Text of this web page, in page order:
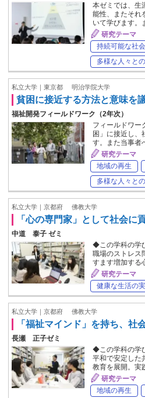
本ゼミでは、生
能性、またそれ
いて学びます
研究テーマ
持続可能な社
多様な人々と
私立大学｜東京都 明治学院大学
貧困に接近する方法と意味を
福祉開発フィールドワーク（2年次）
フィールドワー
困」に接近し、
す。また当事者
研究テーマ
地域の再生
多様な人々と
私立大学｜京都府 佛教大学
「心の専門家」として社会に
中道 泰子 ゼミ
◆この学科の学
職場のストレス
すます増加する
研究テーマ
健康な生活の
私立大学｜京都府 佛教大学
「福祉マインド」を持ち、社
長瀬 正子ゼミ
◆この学科の学
平和で安定した
教育を展開。実
研究テーマ
地域の再生